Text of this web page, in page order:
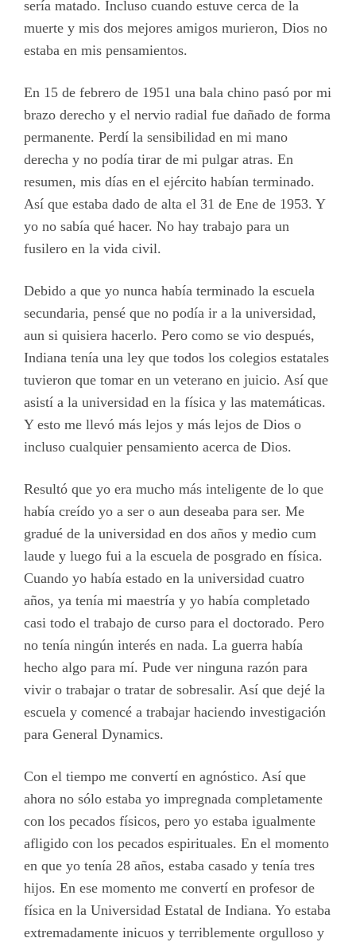
sería matado. Incluso cuando estuve cerca de la
muerte y mis dos mejores amigos murieron, Dios no
estaba en mis pensamientos.
En 15 de febrero de 1951 una bala chino pasó por mi
brazo derecho y el nervio radial fue dañado de forma
permanente. Perdí la sensibilidad en mi mano
derecha y no podía tirar de mi pulgar atras. En
resumen, mis días en el ejército habían terminado.
Así que estaba dado de alta el 31 de Ene de 1953. Y
yo no sabía qué hacer. No hay trabajo para un
fusilero en la vida civil.
Debido a que yo nunca había terminado la escuela
secundaria, pensé que no podía ir a la universidad,
aun si quisiera hacerlo. Pero como se vio después,
Indiana tenía una ley que todos los colegios estatales
tuvieron que tomar en un veterano en juicio. Así que
asistí a la universidad en la física y las matemáticas.
Y esto me llevó más lejos y más lejos de Dios o
incluso cualquier pensamiento acerca de Dios.
Resultó que yo era mucho más inteligente de lo que
había creído yo a ser o aun deseaba para ser. Me
gradué de la universidad en dos años y medio cum
laude y luego fui a la escuela de posgrado en física.
Cuando yo había estado en la universidad cuatro
años, ya tenía mi maestría y yo había completado
casi todo el trabajo de curso para el doctorado. Pero
no tenía ningún interés en nada. La guerra había
hecho algo para mí. Pude ver ninguna razón para
vivir o trabajar o tratar de sobresalir. Así que dejé la
escuela y comencé a trabajar haciendo investigación
para General Dynamics.
Con el tiempo me convertí en agnóstico. Así que
ahora no sólo estaba yo impregnada completamente
con los pecados físicos, pero yo estaba igualmente
afligido con los pecados espirituales. En el momento
en que yo tenía 28 años, estaba casado y tenía tres
hijos. En ese momento me convertí en profesor de
física en la Universidad Estatal de Indiana. Yo estaba
extremadamente inicuos y terriblemente orgulloso y